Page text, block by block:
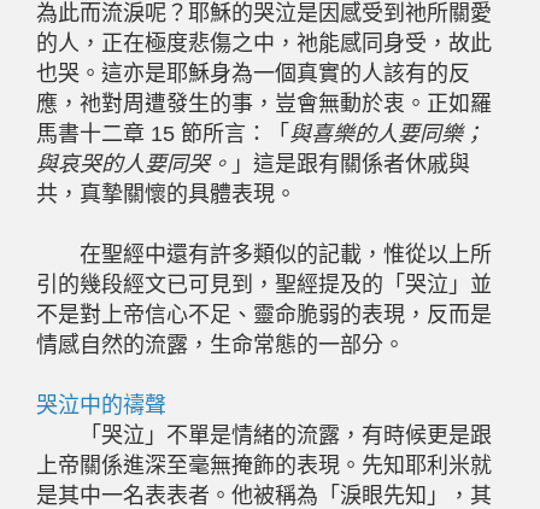
為此而流淚呢？耶穌的哭泣是因感受到祂所關愛
的人，正在極度悲傷之中，祂能感同身受，故此
也哭。這亦是耶穌身為一個真實的人該有的反
應，祂對周遭發生的事，豈會無動於衷。正如羅
馬書十二章 15 節所言：「 與喜樂的人要同樂；
與哀哭的人要同哭。 」這是跟有關係者休戚與
共，真摯關懷的具體表現。
在聖經中還有許多類似的記載，惟從以上所
引的幾段經文已可見到，聖經提及的「哭泣」並
不是對上帝信心不足、靈命脆弱的表現，反而是
情感自然的流露，生命常態的一部分。
哭泣中的禱聲
「哭泣」不單是情緒的流露，有時候更是跟
上帝關係進深至毫無掩飾的表現。先知耶利米就
是其中一名表表者。他被稱為「淚眼先知」，其